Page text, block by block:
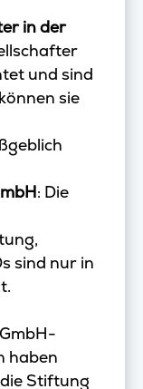
in der
und sind
sie
: Die
sind nur in
haben
Stiftung